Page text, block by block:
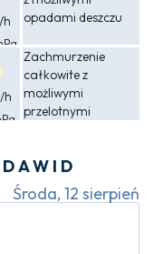
h
opadami deszczu
h
Zachmurzenie
całkowite z
możliwymi
przelotnymi
Środa, 12 sierpień